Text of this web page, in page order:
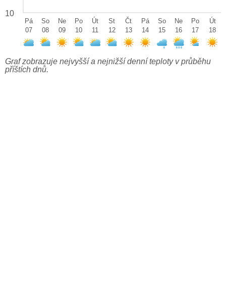
10
Pá
07
So
08
Ne
09
Po
10
Út
11
St
12
Čt
13
Pá
14
So
15
Ne
16
Po
17
Út
18
Graf zobrazuje nejvyšší a nejnižší denní teploty v průběhu
příštích dnů.